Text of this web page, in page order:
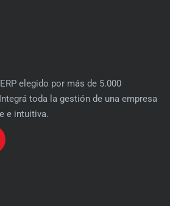
elegido por más de 5.000
toda la gestión de una empresa
e intuitiva.